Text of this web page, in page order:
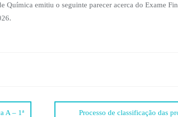
Química emitiu o seguinte parecer acerca do Exame
A – 1ª
Processo de classificação das